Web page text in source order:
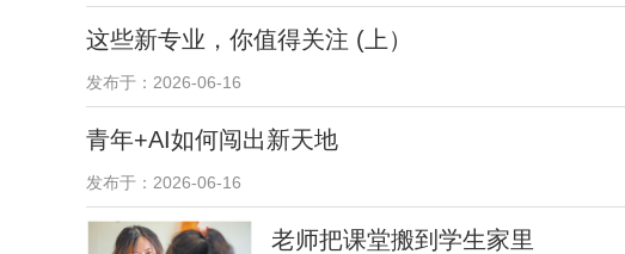
这些新专业，你值得关注 (上）
发布于：2026-06-16
青年+AI如何闯出新天地
发布于：2026-06-16
老师把课堂搬到学生家里